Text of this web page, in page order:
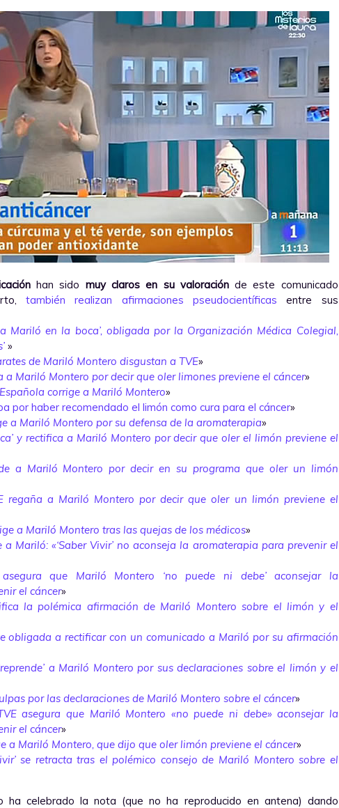
han sido muy claros en su valoraciónde este comunicado
también realizan afirmaciones pseudocientíficas entre sus
Mariló en la boca’, obligada por la Organización Médica Colegial,
»
de Mariló Montero disgustan a TVE»
a Mariló Montero por decir que oler limones previene el cáncer»
corrige a Mariló Montero»
por haber recomendado el limón como cura para el cáncer»
a Mariló Montero por su defensa de la aromaterapia»
y rectifica a Mariló Montero por decir que oler el limón previene el
a Mariló Montero por decir en su programa que oler un limón
regaña a Mariló Montero por decir que oler un limón previene el
a Mariló Montero tras las quejas de los médicos»
a Mariló: «‘Saber Vivir’ no aconseja la aromaterapia para prevenir el
que Mariló Montero ‘no puede ni debe’ aconsejar la
el cáncer»
la polémica afirmación de Mariló Montero sobre el limón y el
obligada a rectificar con un comunicado a Mariló por su afirmación
a Mariló Montero por sus declaraciones sobre el limón y el
por las declaraciones de Mariló Montero sobre el cáncer»
asegura que Mariló Montero «no puede ni debe» aconsejar la
el cáncer»
a Mariló Montero, que dijo que oler limón previene el cáncer»
se retracta tras el polémico consejo de Mariló Montero sobre el
ha celebrado la nota (que no ha reproducido en antena) dando